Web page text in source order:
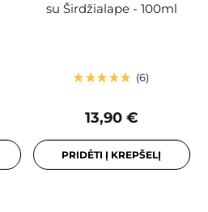
su Širdžialape - 100ml
6
13,90 €
PRIDĖTI Į KREPŠELĮ